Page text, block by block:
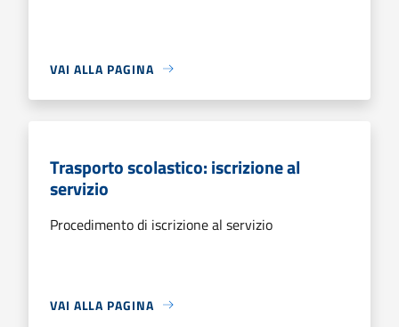
VAI ALLA PAGINA
Trasporto scolastico: iscrizione al
servizio
Procedimento di iscrizione al servizio
VAI ALLA PAGINA